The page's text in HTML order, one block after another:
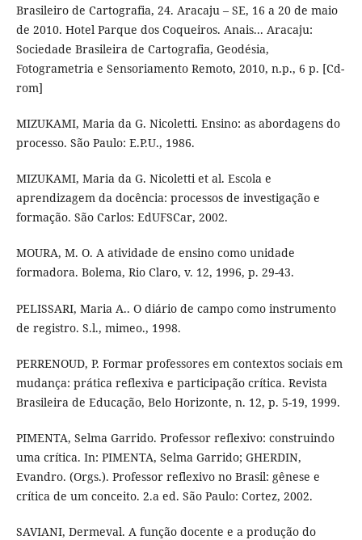
Brasileiro de Cartografia, 24. Aracaju – SE, 16 a 20 de maio
de 2010. Hotel Parque dos Coqueiros. Anais... Aracaju:
Sociedade Brasileira de Cartografia, Geodésia,
Fotogrametria e Sensoriamento Remoto, 2010, n.p., 6 p. [Cd-
rom]
MIZUKAMI, Maria da G. Nicoletti. Ensino: as abordagens do
processo. São Paulo: E.P.U., 1986.
MIZUKAMI, Maria da G. Nicoletti et al. Escola e
aprendizagem da docência: processos de investigação e
formação. São Carlos: EdUFSCar, 2002.
MOURA, M. O. A atividade de ensino como unidade
formadora. Bolema, Rio Claro, v. 12, 1996, p. 29-43.
PELISSARI, Maria A.. O diário de campo como instrumento
de registro. S.l., mimeo., 1998.
PERRENOUD, P. Formar professores em contextos sociais em
mudança: prática reflexiva e participação crítica. Revista
Brasileira de Educação, Belo Horizonte, n. 12, p. 5-19, 1999.
PIMENTA, Selma Garrido. Professor reflexivo: construindo
uma crítica. In: PIMENTA, Selma Garrido; GHERDIN,
Evandro. (Orgs.). Professor reflexivo no Brasil: gênese e
crítica de um conceito. 2.a ed. São Paulo: Cortez, 2002.
SAVIANI, Dermeval. A função docente e a produção do